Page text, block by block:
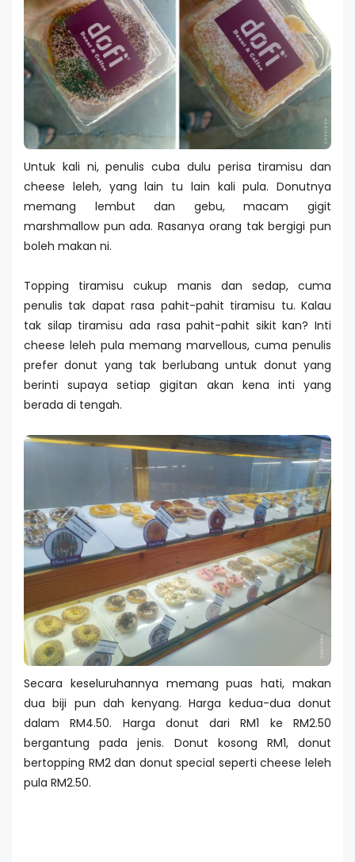
Untuk kali ni, penulis cuba dulu perisa tiramisu dan
cheese leleh, yang lain tu lain kali pula. Donutnya
memang lembut dan gebu, macam gigit
marshmallow pun ada. Rasanya orang tak bergigi pun
boleh makan ni.
Topping tiramisu cukup manis dan sedap, cuma
penulis tak dapat rasa pahit-pahit tiramisu tu. Kalau
tak silap tiramisu ada rasa pahit-pahit sikit kan? Inti
cheese leleh pula memang marvellous, cuma penulis
prefer donut yang tak berlubang untuk donut yang
berinti supaya setiap gigitan akan kena inti yang
berada di tengah.
Secara keseluruhannya memang puas hati, makan
dua biji pun dah kenyang. Harga kedua-dua donut
dalam RM4.50. Harga donut dari RM1 ke RM2.50
bergantung pada jenis. Donut kosong RM1, donut
bertopping RM2 dan donut special seperti cheese leleh
pula RM2.50.